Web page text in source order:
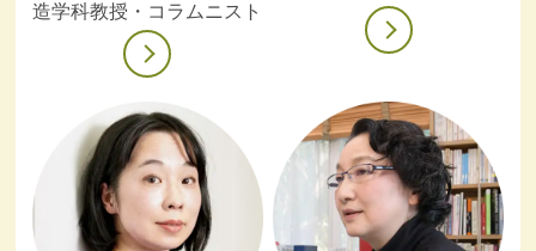
造学科教授・コラムニスト